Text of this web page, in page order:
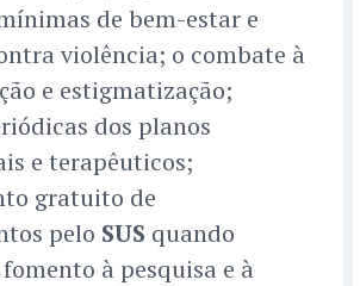
de bem-estar e
violência; o combate à
e estigmatização;
dos planos
e terapêuticos;
gratuito de
pelo SUS quando
à pesquisa e à